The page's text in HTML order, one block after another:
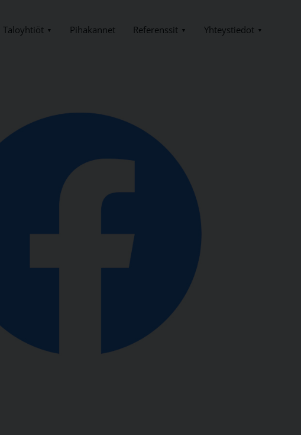
Taloyhtiöt Pihakannet Referenssit Yhteystiedot